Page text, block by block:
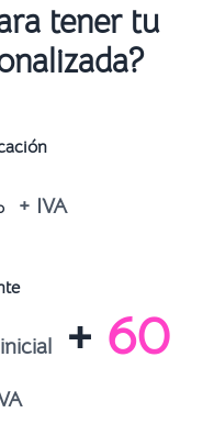
tener tu
+ IVA
+ 60